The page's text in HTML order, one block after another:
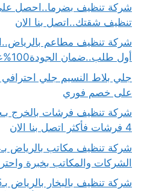
تنظيف شقتك..اتصل بنا الان
أول طلب..ضمان الجودة100%على جميع الخدمات
على خصم فوري
4 فرشات فأكثر اتصل بنا الان
الشركات والمكاتب بخبرة